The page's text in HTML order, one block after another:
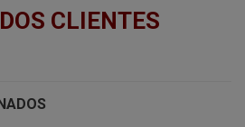
CLIENTES